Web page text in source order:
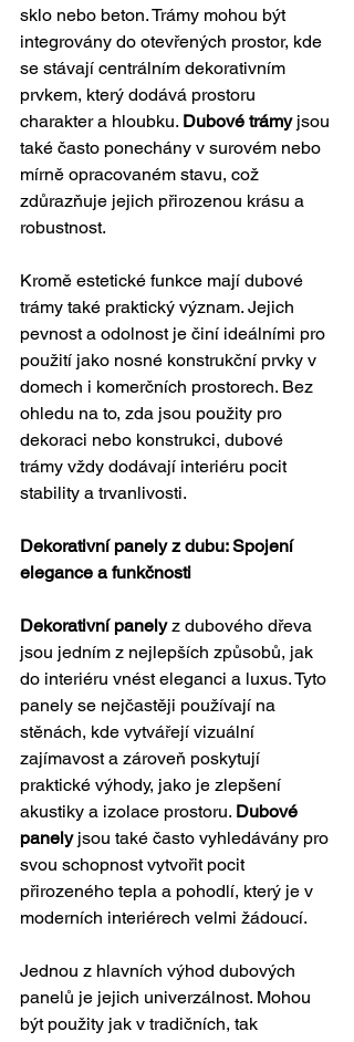
sklo nebo beton. Trámy mohou být
integrovány do otevřených prostor, kde
se stávají centrálním dekorativním
prvkem, který dodává prostoru
charakter a hloubku. Dubové trámy jsou
také často ponechány v surovém nebo
mírně opracovaném stavu, což
zdůrazňuje jejich přirozenou krásu a
robustnost.
Kromě estetické funkce mají dubové
trámy také praktický význam. Jejich
pevnost a odolnost je činí ideálními pro
použití jako nosné konstrukční prvky v
domech i komerčních prostorech. Bez
ohledu na to, zda jsou použity pro
dekoraci nebo konstrukci, dubové
trámy vždy dodávají interiéru pocit
stability a trvanlivosti.
Dekorativní panely z dubu: Spojení
elegance a funkčnosti
Dekorativní panely z dubového dřeva
jsou jedním z nejlepších způsobů, jak
do interiéru vnést eleganci a luxus. Tyto
panely se nejčastěji používají na
stěnách, kde vytvářejí vizuální
zajímavost a zároveň poskytují
praktické výhody, jako je zlepšení
akustiky a izolace prostoru. Dubové
panely jsou také často vyhledávány pro
svou schopnost vytvořit pocit
přirozeného tepla a pohodlí, který je v
moderních interiérech velmi žádoucí.
Jednou z hlavních výhod dubových
panelů je jejich univerzálnost. Mohou
být použity jak v tradičních, tak